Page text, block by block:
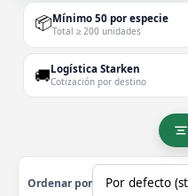
📦Mínimo 50 por especie
Total ≥ 200 unidades
🚚Logística Starken
Cotización por destino
Ordenar por